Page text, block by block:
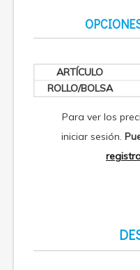
Para ver los
iniciar sesión.